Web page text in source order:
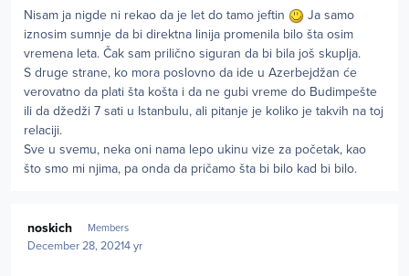
Nisam ja nigde ni rekao da je let do tamo jeftin
Ja samo
iznosim sumnje da bi direktna linija promenila bilo šta osim
vremena leta. Čak sam prilično siguran da bi bila još skuplja.
S druge strane, ko mora poslovno da ide u Azerbejdžan će
verovatno da plati šta košta i da ne gubi vreme do Budimpešte
ili da džedži 7 sati u Istanbulu, ali pitanje je koliko je takvih na toj
relaciji.
Sve u svemu, neka oni nama lepo ukinu vize za početak, kao
što smo mi njima, pa onda da pričamo šta bi bilo kad bi bilo.
noskich Members
December 28, 20214 yr